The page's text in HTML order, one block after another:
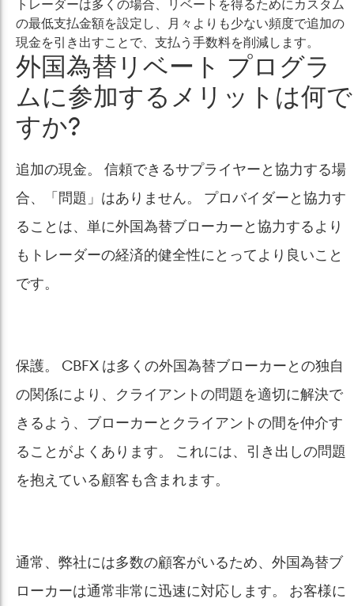
トレーダーは多くの場合、リベートを得るためにカスタム
の最低支払金額を設定し、月々よりも少ない頻度で追加の
現金を引き出すことで、支払う手数料を削減します。
外国為替リベート プログラ
ムに参加するメリットは何で
すか?
追加の現金。 信頼できるサプライヤーと協力する場
合、「問題」はありません。 プロバイダーと協力す
ることは、単に外国為替ブローカーと協力するより
もトレーダーの経済的健全性にとってより良いこと
です。
保護。 CBFX は多くの外国為替ブローカーとの独自
の関係により、クライアントの問題を適切に解決で
きるよう、ブローカーとクライアントの間を仲介す
ることがよくあります。 これには、引き出しの問題
を抱えている顧客も含まれます。
通常、弊社には多数の顧客がいるため、外国為替ブ
ローカーは通常非常に迅速に対応します。 お客様に